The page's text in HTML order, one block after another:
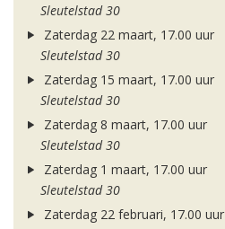
Sleutelstad 30
Zaterdag 22 maart, 17.00 uur
Sleutelstad 30
Zaterdag 15 maart, 17.00 uur
Sleutelstad 30
Zaterdag 8 maart, 17.00 uur
Sleutelstad 30
Zaterdag 1 maart, 17.00 uur
Sleutelstad 30
Zaterdag 22 februari, 17.00 uur